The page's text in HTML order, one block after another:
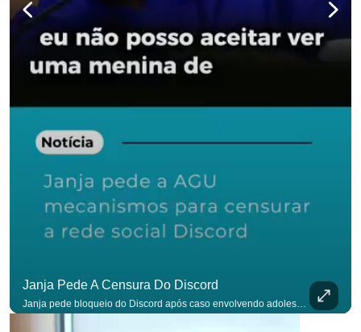
Janja Pede A Censura Do Discord
Janja pede bloqueio do Discord após caso envolvendo adolescente: “Precisamos tirar do ar”. #OAntagonista Se você busca informação com credibilidade, inscreva-se agora e ative o